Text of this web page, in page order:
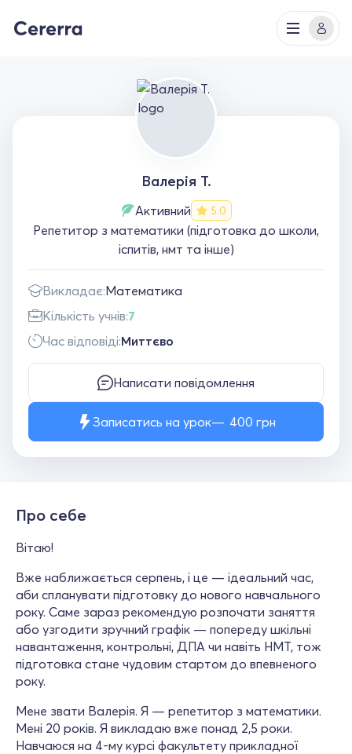
Валерія Т.
Активний 5.0
Репетитор з математики (підготовка до школи,
іспитів, нмт та інше)
Викладає:Математика
Кількість учнів:7
Час відповіді:Миттєво
Написати повідомлення
Записатись на урок 400 грн
Про себе
Вітаю!
Вже наближається серпень, і це — ідеальний час,
аби спланувати підготовку до нового навчального
року. Саме зараз рекомендую розпочати заняття
або узгодити зручний графік — попереду шкільні
навантаження, контрольні, ДПА чи навіть НМТ, тож
підготовка стане чудовим стартом до впевненого
року.
Мене звати Валерія. Я — репетитор з математики.
Мені 20 років. Я викладаю вже понад 2,5 роки.
Навчаюся на 4-му курсі факультету прикладної